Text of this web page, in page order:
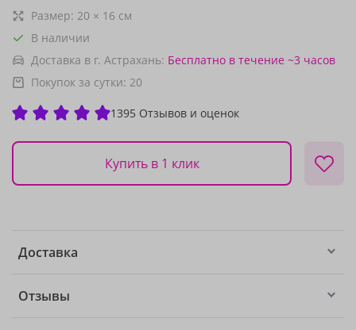
Размер: 20 × 16 см
В наличии
Доставка в г. Астрахань: Бесплатно в течение ~3 часов
Покупок за сутки: 20
1395 Отзывов и оценок
Купить в 1 клик
Доставка
Отзывы